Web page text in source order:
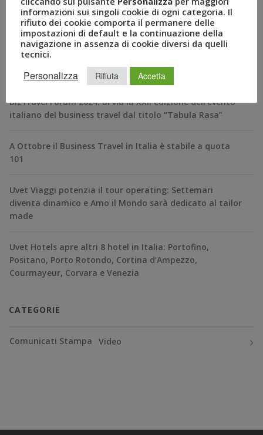
RECENT POSTS
A Novembre il Business Travel in Italia è a quota 95
BizTravel Forum 2024: al via la XXII edizione dell’evento
italiano del business travel dal titolo “Tabula Rasa”
A Ottobre il Business Travel in Italia è stabile a quota
101
Uvet Viaggi potenzia il tour operating: Settemari
diventa dinamico e Amo il Mondo sarà dedicato al tailor
made
Uvet Hotels apre altri 8 hotel in Italia: Portofino,
Positano, Porto Rotondo, Cortina d’Ampezzo,
Courmayeur, Corvara e Venezia
CATEGORIE
Comunicati Stampa Video
informazioni sui singoli cookie di ogni categoria. Il
rifiuto dei cookie comporta il permanere delle
impostazioni di default e la continuazione della
navigazione in assenza di cookie diversi da quelli
tecnici.
Personalizza Rifiuta Accetta